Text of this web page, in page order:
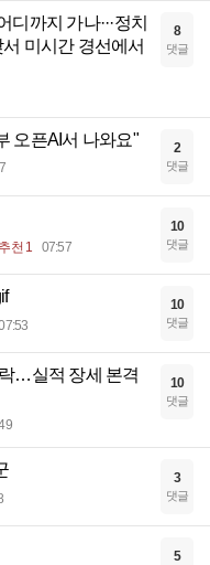
까지 가나···정치
미시간 경선에서
8
댓글
오픈AI서 나와요" 2
댓글
추천 1 07:57
10
댓글
10
댓글
…실적 장세 본격
10
댓글
3
댓글
5